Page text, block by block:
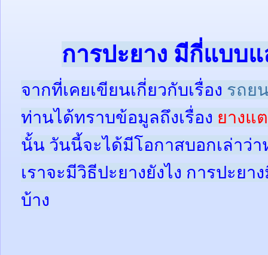
การปะยาง มีกี่แบบ
จากที่เคยเขียนเกี่ยวกับเรื่อง รถย
ท่านได้ทราบข้อมูลถึงเรื่อง ยางแ
นั้น วันนี้จะได้มีโอกาสบอกเล่าว่
เราจะมีวิธีปะยางยังไง การปะย
บ้าง